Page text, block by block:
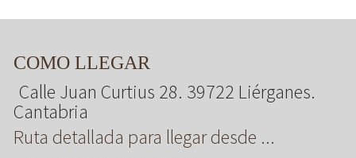
COMO LLEGAR
Calle Juan Curtius 28. 39722 Liérganes.
Cantabria
Ruta detallada para llegar desde ...